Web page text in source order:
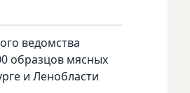
ведомства
образцов мясных
и Ленобласти